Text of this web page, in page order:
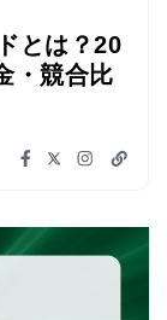
とは？20
・競合比